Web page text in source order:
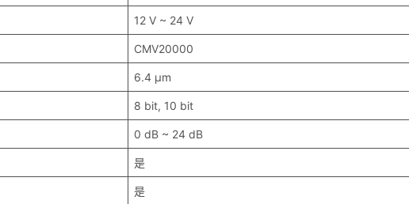
12 V ~ 24 V
CMV20000
6.4 μm
8 bit, 10 bit
0 dB ~ 24 dB
是
是